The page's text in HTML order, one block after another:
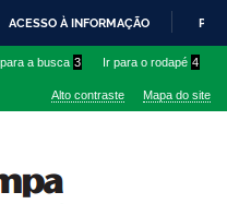
ACESSO À INFORMAÇÃO
a busca 3 Ir para o rodapé 4
Alto contraste Mapa do site